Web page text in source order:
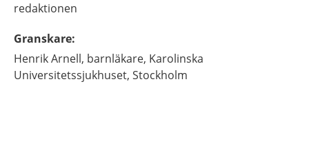
redaktionen
Granskare:
HenrikArnell, barnläkare, Karolinska
Universitetssjukhuset, Stockholm